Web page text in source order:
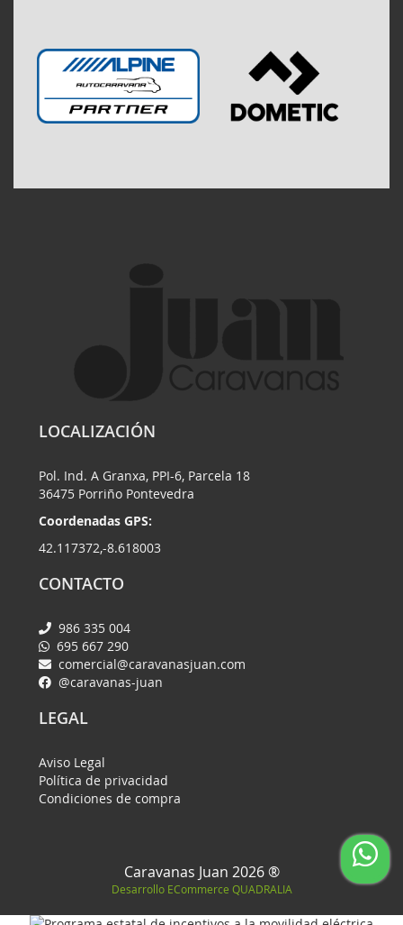
LOCALIZACIÓN
Pol. Ind. A Granxa, PPI-6, Parcela 18
36475 Porriño Pontevedra
Coordenadas GPS:
42.117372,-8.618003
CONTACTO
986 335 004
695 667 290
comercial@caravanasjuan.com
@caravanas-juan
LEGAL
Aviso Legal
Política de privacidad
Condiciones de compra
Caravanas Juan 2026 ®
Desarrollo ECommerce QUADRALIA